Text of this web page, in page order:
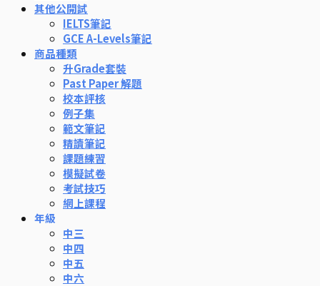
其他公開試
IELTS筆記
GCE A-Levels筆記
商品種類
升Grade套裝
Past Paper 解題
校本評核
例子集
範文筆記
精讀筆記
課題練習
模擬試卷
考試技巧
網上課程
年級
中三
中四
中五
中六